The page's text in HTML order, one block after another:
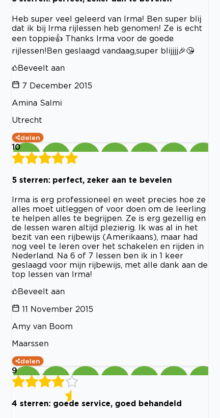
Heb super veel geleerd van Irma! Ben super blij
dat ik bij Irma rijlessen heb genomen! Ze is echt
een toppie👍 Thanks Irma voor de goede
rijlessen!Ben geslaagd vandaag,super blijjjj🎉😘
Beveelt aan
7 December 2015
Amina Salmi
Utrecht
delen
10
5 sterren: perfect, zeker aan te bevelen
Irma is erg professioneel en weet precies hoe ze
alles moet uitleggen of voor doen om de leerling
te helpen alles te begrijpen. Ze is erg gezellig en
de lessen waren altijd plezierig. Ik was al in het
bezit van een rijbewijs (Amerikaans), maar had
nog veel te leren over het schakelen en rijden in
Nederland. Na 6 of 7 lessen ben ik in 1 keer
geslaagd voor mijn rijbewijs, met alle dank aan de
top lessen van Irma!
Beveelt aan
11 November 2015
Amy van Boom
Maarssen
delen
9
4 sterren: goede service, goed behandeld